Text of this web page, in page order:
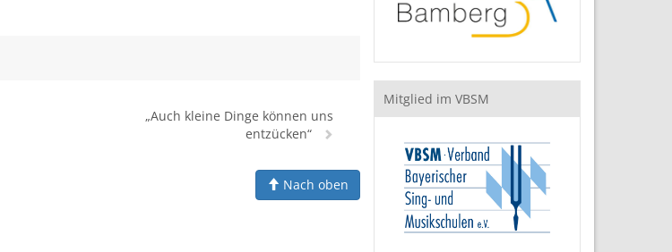
„Auch kleine Dinge können uns
entzücken“
Nach oben
Mitglied im VBSM